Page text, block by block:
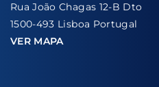
Rua João Chagas 12-B Dto
1500-493 Lisboa Portugal
VER MAPA